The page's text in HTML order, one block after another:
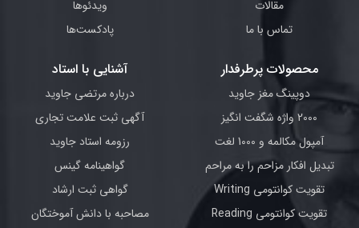
مقالات
تماس با ما
ویدئوها
پادکست‌ها
محصولات پرطرفدار
دوپینگ مغز جاوید
2000 واژه شگفت انگیز
آمپول مکالمه و 1000 لغت
تبدیل افکار مزاحم را به مراحم
تقویت کوانتومی Writing
تقویت کوانتومی Reading
آشنایی با استاد
درباره مرتضی جاوید
آگهی ثبت علامت تجاری
رزومه استاد جاوید
گواهینامه گینس
گواهی ثبت ارشاد
مصاحبه با دانش آموختگان